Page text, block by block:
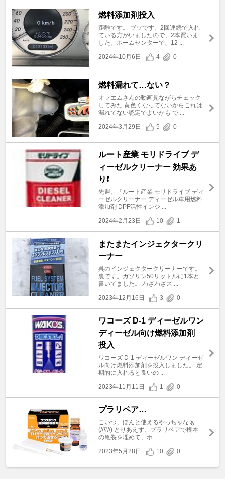
燃料添加剤投入
距離です。 ブツです。2回連続で入れ
ている方がいましたので、2本買いま
した。ホームセンターで、12 ...
2024年10月6日
4 0
燃料漏れて…ない？
オフエムさんの動画見ながらチェック
してみた 黄色くなってないからこれは
漏れてない認定でよいかも で ...
2024年3月29日
5 0
ルート産業 モリドライブ デ
ィーゼルクリーナー 効果あ
り❗️
先週、『ルート産業 モリドライブ ディ
ーゼルクリーナー ディーゼル車用燃料
添加剤 DPF活性インジ ...
2024年2月23日
10 1
またまたインジェクタークリ
ーナー
呉のインジェクタークリーナーです。
裏です。ガソリン50リットルに1本と
書いてました。 わざわざス ...
2023年12月16日
3 0
ワコーズ D-1 ディーゼルワン
ディーゼル向け燃料添加剤
投入
ワコーズ D-1 ディーゼルワン ディーゼ
ル向け燃料添加剤を投入しました。 定
期的に入れると良いの ...
2023年11月11日
1 0
プラリペア…
こいつ、ほんと使えるやっちゃなぁ…
(//∇//) とりあえず、プラリペアで根本
の亀裂を埋めて、ホ ...
2023年5月28日
10 0